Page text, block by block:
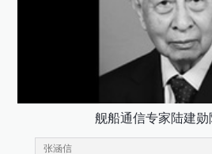
舰船通信专家陆建勋